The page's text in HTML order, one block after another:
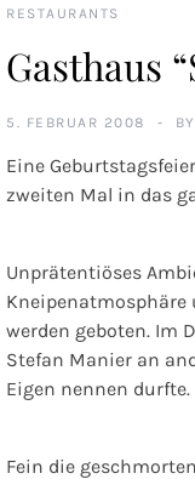
RESTAURANTS
Gasthaus
5. FEBRUAR 2008 BY
Eine
zweiten Mal in das
Unprätentiöses
Kneipenatmosphäre
werden geboten. Im
Stefan Manier an
Eigen nennen durfte.
Fein die